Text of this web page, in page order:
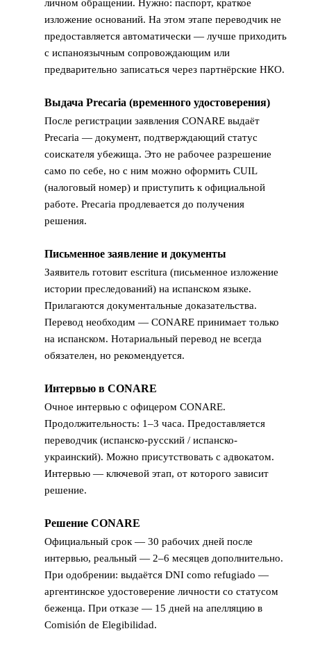
изложение оснований. На этом этапе переводчик не
предоставляется автоматически — лучше приходить
с испаноязычным сопровождающим или
предварительно записаться через партнёрские НКО.
Выдача Precaria (временного удостоверения)
После регистрации заявления CONARE выдаёт
Precaria — документ, подтверждающий статус
соискателя убежища. Это не рабочее разрешение
само по себе, но с ним можно оформить CUIL
(налоговый номер) и приступить к официальной
работе. Precaria продлевается до получения
решения.
Письменное заявление и документы
Заявитель готовит escritura (письменное изложение
истории преследований) на испанском языке.
Прилагаются документальные доказательства.
Перевод необходим — CONARE принимает только
на испанском. Нотариальный перевод не всегда
обязателен, но рекомендуется.
Интервью в CONARE
Очное интервью с офицером CONARE.
Продолжительность: 1–3 часа. Предоставляется
переводчик (испанско-русский / испанско-
украинский). Можно присутствовать с адвокатом.
Интервью — ключевой этап, от которого зависит
решение.
Решение CONARE
Официальный срок — 30 рабочих дней после
интервью, реальный — 2–6 месяцев дополнительно.
При одобрении: выдаётся DNI como refugiado —
аргентинское удостоверение личности со статусом
беженца. При отказе — 15 дней на апелляцию в
Comisión de Elegibilidad.